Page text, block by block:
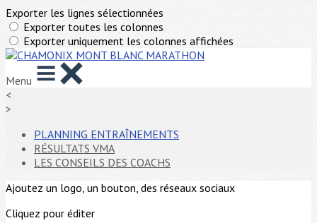
Exporter les lignes sélectionnées
Exporter toutes les colonnes
Exporter uniquement les colonnes affichées
Menu
<
>
PLANNING ENTRAÎNEMENTS
RÉSULTATS VMA
LES CONSEILS DES COACHS
Ajoutez un logo, un bouton, des réseaux sociaux
Cliquez pour éditer